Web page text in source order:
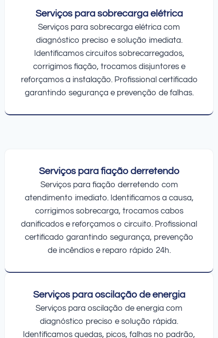
Serviços para sobrecarga elétrica
Serviços para sobrecarga elétrica com
diagnóstico preciso e solução imediata.
Identificamos circuitos sobrecarregados,
corrigimos fiação, trocamos disjuntores e
reforçamos a instalação. Profissional certificado
garantindo segurança e prevenção de falhas.
Serviços para fiação derretendo
Serviços para fiação derretendo com
atendimento imediato. Identificamos a causa,
corrigimos sobrecarga, trocamos cabos
danificados e reforçamos o circuito. Profissional
certificado garantindo segurança, prevenção
de incêndios e reparo rápido 24h.
Serviços para oscilação de energia
Serviços para oscilação de energia com
diagnóstico preciso e solução rápida.
Identificamos quedas, picos, falhas no padrão,